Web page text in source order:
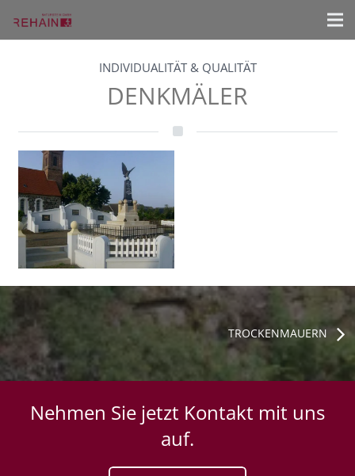
INDIVIDUALITÄT & QUALITÄT
DENKMÄLER
TROCKENMAUERN
Nehmen Sie jetzt Kontakt mit uns
auf.